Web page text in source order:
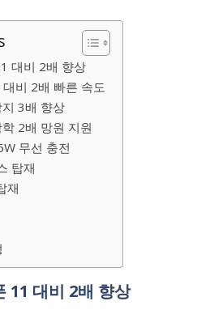
대비 2배 향상
비 2배 빠른 속도
3배 향상
2배 망원 지원
무선 충전
탑재
재
11 대비 2배 향상